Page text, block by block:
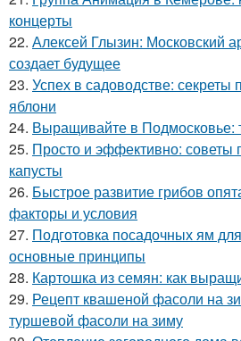
концерты
22. Алексей Глызин: Московский
создает будущее
23. Успех в садоводстве: секреты
яблони
24. Выращивайте в Подмосковье:
25. Просто и эффективно: советы
капусты
26. Быстрое развитие грибов
факторы и условия
27. Подготовка посадочных ям
основные принципы
28. Картошка из семян: как
29. Рецепт квашеной фасоли на
туршевой фасоли на зиму